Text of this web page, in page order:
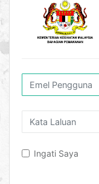
Ingati Saya